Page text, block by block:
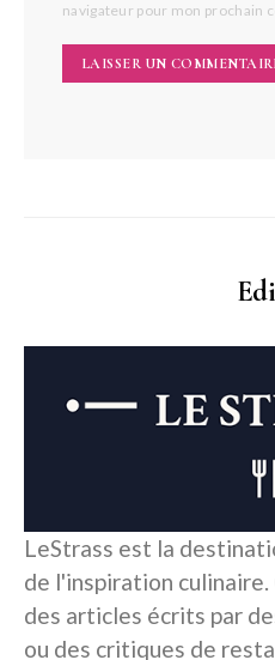
navigateur pour mon prochain
LeStrass est la
de l'inspiration culinaire.
des articles écrits par
ou des critiques de